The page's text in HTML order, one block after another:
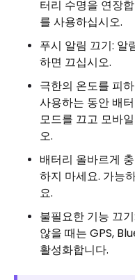
터리 수명을 연장
를 사용하십시오.
푸시 알림 끄기: 알
하면 끄십시오.
극한의 온도를 피
사용하는 동안 배
모드를 끄고 모바
오.
배터리 올바르게
하지 마세요. 가능
요.
불필요한 기능 끄
않을 때는 GPS,
활성화합니다.